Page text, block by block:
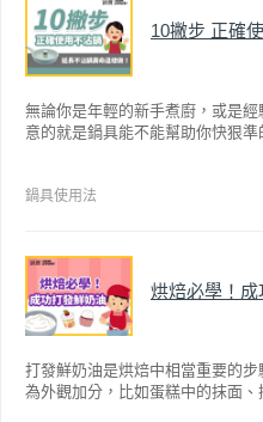
10撇步 正確
無論你是年輕的新手煮廚，或是
意的就是鍋具能不能幫助你快狠
因此金鑽不沾系列的鍋具，更年年
鍋具使用法
烘焙必學！
打發鮮奶油是烘焙中相當重要的
為外觀加分，比如蛋糕中的抹面